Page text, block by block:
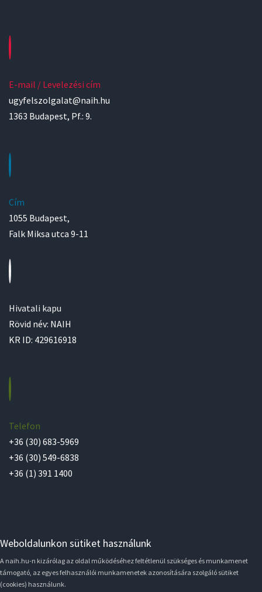
E-mail / Levelezési cím
ugyfelszolgalat@naih.hu
1363 Budapest, Pf.: 9.
Cím
1055 Budapest,
Falk Miksa utca 9-11
Hivatali kapu
Rövid név: NAIH
KR ID: 429616918
Telefon
+36 (30) 683-5969
+36 (30) 549-6838
+36 (1) 391 1400
Weboldalunkon sütiket használunk
A naih.hu-n kizárólag az oldal működéséhez feltétlenül szükséges és munkamenet
támogató, az egyes felhasználói munkamenetek azonosítására szolgáló sütiket
(cookies) használunk.